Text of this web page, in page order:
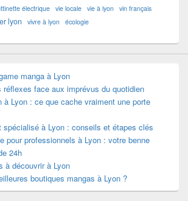
électrique vie locale vie à lyon vin français
lyon vivre à lyon écologie
manga à Lyon
réflexes face aux imprévus du quotidien
à Lyon : ce que cache vraiment une porte
spécialisé à Lyon : conseils et étapes clés
pour professionnels à Lyon : votre benne
24h
à découvrir à Lyon
boutiques mangas à Lyon ?